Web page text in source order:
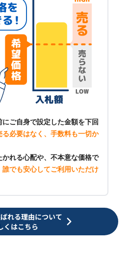
ご自身で設定した金額を下回
る必要はなく、手数料も一切か
かれる心配や、不本意な価格で
誰でも安心してご利用いただけ
れる理由について
くはこちら